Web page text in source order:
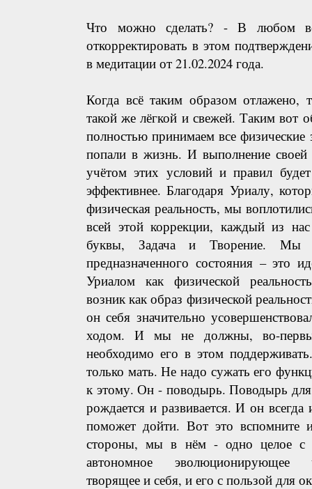
Что можно сделать? - В любом
откорректировать в этом
в медитации от 21.02.2024 года.
Когда всё таким образом отлажено,
такой же лёгкой и свежей. Таким вот
полностью принимаем все
попали в жизнь. И выполнение своей
учётом этих условий и правил
эффективнее. Благодаря Уриалу,
физическая реальность, мы
всей этой коррекции, каждый из
буквы, Задача и Творение. Мы
предназначенного состояния – это
Уриалом как физической
возник как образ физической
он себя значительно
ходом. И мы не должны, во-
необходимо его в этом
только мать. Не надо сужать его
к этому. Он - поводырь. Поводырь для
рождается и развивается. И он
поможет дойти. Вот это вспомните
стороны, мы в нём - одно целое
автономное эволюционирующее
творящее и себя, и его с пользой для